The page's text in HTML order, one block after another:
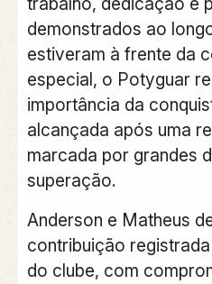
demonstrados ao
estiveram à frente da
especial, o Potyguar
importância da
alcançada após uma
marcada por grandes
superação.
Anderson e Matheus
contribuição
do clube, com